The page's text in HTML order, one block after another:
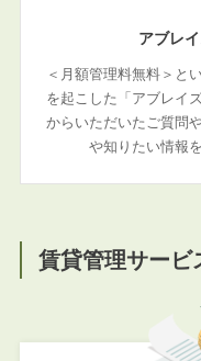
アブレ
＜月額管理料無料＞と
を起こした「アブレイ
からいただいたご質問
や知りたい情報
賃貸管理サービ